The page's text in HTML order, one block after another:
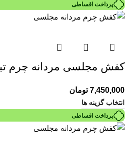
پرداخت اقساطی
کفش مجلسی مردانه چرم
7,450,000 تومان
انتخاب گزینه ها
پرداخت اقساطی